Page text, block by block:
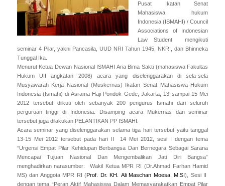
Pusat Ikatan Senat
Mahasiswa hukum
Indonesia (ISMAHI) / Council
Associations of Indonesian
Law Student mengikuti
seminar 4 Pilar, yakni Pancasila, UUD NRI Tahun 1945, NKRI, dan Bhinneka
Tunggal Ika.
Menurut Ketua Dewan Nasional ISMAHI Aria Bima Sakti (mahasiswa Fakultas
Hukum UII angkatan 2008) acara yang diselenggarakan di sela-sela
Musyawarah Kerja Nasional (Muskernas) Ikatan Senat Mahasiswa Hukum
Indonesia (Ismahi) di Asrama Haji Pondok Gede, Jakarta, 13 sampai 15 Mei
2012 tersebut diikuti oleh sebanyak 200 pengurus Ismahi dari seluruh
perguruan tinggi di Indonesia. Disamping acara Mukernas dan seminar
tersebut juga dilakukan PELANTIKAN PP ISMAHI.
Acara seminar yang diselenggarakan selama tiga hari tersebut yaitu tanggal
13-15 Mei 2012 tersebut pada hari II 14 Mei 2012, sesi I dengan tema
“Urgensi Empat Pilar Kehidupan Berbangsa Dan Bernegara Sebagai Sarana
Mencapai Tujuan Nasional Dan Mengembalikan Jati Diri Bangsa”
menghadirkan narasumber: Wakil Ketua MPR RI (Dr.Ahmad Farhan Hamid
MS) dan Anggota MPR RI (Prof. Dr. KH. Ali Maschan Moesa, M.SI), Sesi II
dengan tema “Peran Aktif Mahasiswa Dalam Memasyarakatkan Empat Pilar